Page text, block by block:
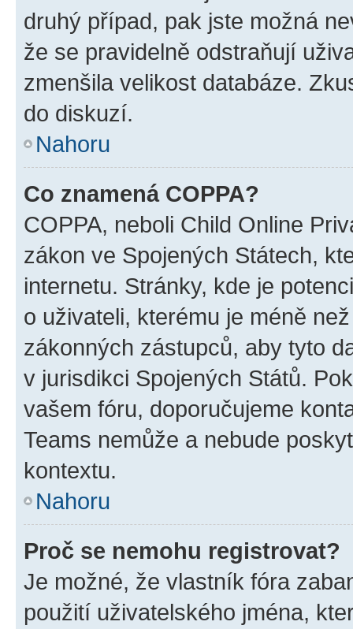
druhý případ, pak jste možná
že se pravidelně odstraňují
zmenšila velikost databáze.
do diskuzí.
Nahoru
Co znamená COPPA?
COPPA, neboli Child Online
zákon ve Spojených Státech,
internetu. Stránky, kde je
o uživateli, kterému je méně
zákonných zástupců, aby tyto
v jurisdikci Spojených Států.
vašem fóru, doporučujeme
Teams nemůže a nebude
kontextu.
Nahoru
Proč se nemohu registrovat?
Je možné, že vlastník fóra
použití uživatelského jména,